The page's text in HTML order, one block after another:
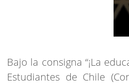
Bajo la consigna “¡La
Estudiantes de Chile